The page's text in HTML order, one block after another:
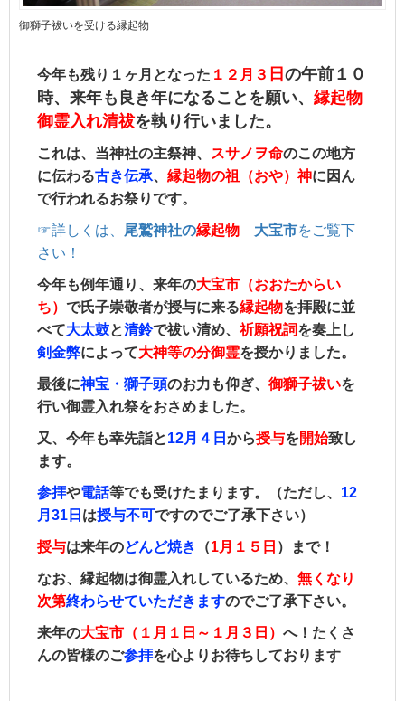
御獅子祓いを受ける縁起物
今年も残り１ヶ月となった １２月３ 日 の午前１０
時、来年も良き年になるこ とを願い、 縁起物
御霊入れ清祓を執り行いました。
これは、当神社の主祭神、 スサノヲ命のこの地方
に伝わる古き伝承、 縁起物の祖（おや）神に因ん
で行われるお祭りです。
☞詳しくは、 尾鷲神社の縁起物 大宝市をご覧下
さい！
今年も例年通り、来年の大宝市（おおたからい
ち） で氏子崇敬者が授与に来る縁起物を拝殿に並
べて大太鼓と清鈴で祓い清め、 祈願祝詞を奏上 し
剣金弊によって大神等の分御霊を授かりました。
最後に神宝・獅子頭のお力も仰ぎ、 御獅子祓いを
行い御霊入れ祭をおさめました。
又、今年も幸先詣と12月４日 から授与を開始致し
ます。
参拝や電話等でも受けたまります。（ただし、 12
月31日 は授与不可ですのでご了承下さい）
授与は来年のどんど焼き （1月１５日 ）まで！
なお、縁起物は御霊入れしているため、 無くなり
次第終わらせていただきますのでご了承下さい。
来年の大宝市（１月１日～１月３日） へ！たくさ
んの皆様のご参拝を心よりお待ちしております